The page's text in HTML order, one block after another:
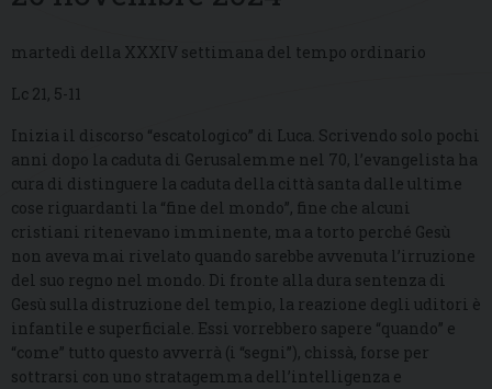
martedì della XXXIV settimana del tempo ordinario
Lc 21, 5-11
Inizia il discorso “escatologico” di Luca. Scrivendo solo pochi
anni dopo la caduta di Gerusalemme nel 70, l’evangelista ha
cura di distinguere la caduta della città santa dalle ultime
cose riguardanti la “fine del mondo”, fine che alcuni
cristiani ritenevano imminente, ma a torto perché Gesù
non aveva mai rivelato quando sarebbe avvenuta l’irruzione
del suo regno nel mondo. Di fronte alla dura sentenza di
Gesù sulla distruzione del tempio, la reazione degli uditori è
infantile e superficiale. Essi vorrebbero sapere “quando” e
“come” tutto questo avverrà (i “segni”), chissà, forse per
sottrarsi con uno stratagemma dell’intelligenza e